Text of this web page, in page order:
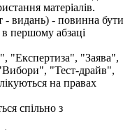
матеріалів.
- видань) - повинна бути
першому абзаці
"Експертиза", "Заява",
"Тест-драйв",
на правах
спільно з